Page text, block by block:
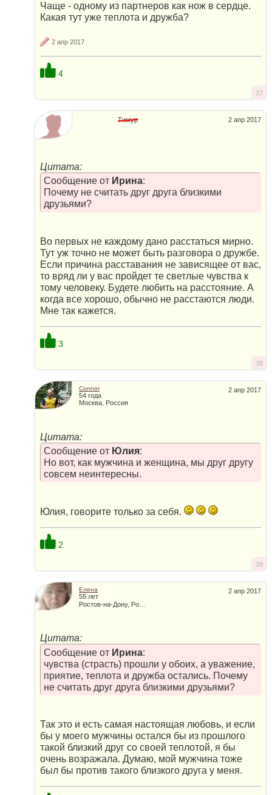
Чаще - одному из партнеров как нож в сердце.
Какая тут уже теплота и дружба?
2 апр 2017
4
37
2 апр 2017
Тимур
Цитата:
Сообщение от Ирина:
Почему не считать друг друга близкими
друзьями?
Во первых не каждому дано расстаться мирно.
Тут уж точно не может быть разговора о дружбе.
Если причина расставания не зависящее от вас,
то вряд ли у вас пройдет те светлые чувства к
тому человеку. Будете любить на расстояние. А
когда все хорошо, обычно не расстаются люди.
Мне так кажется.
3
38
2 апр 2017
Connor
54 года
Москва, Россия
Цитата:
Сообщение от Юлия:
Но вот, как мужчина и женщина, мы друг другу
совсем неинтересны.
Юлия, говорите только за себя.
2
39
2 апр 2017
Елена
55 лет
Цитата:
Сообщение от Ирина:
чувства (страсть) прошли у обоих, а уважение,
приятие, теплота и дружба остались. Почему
не считать друг друга близкими друзьями?
Так это и есть самая настоящая любовь, и если
бы у моего мужчины остался бы из прошлого
такой близкий друг со своей теплотой, я бы
очень возражала. Думаю, мой мужчина тоже
был бы против такого близкого друга у меня.